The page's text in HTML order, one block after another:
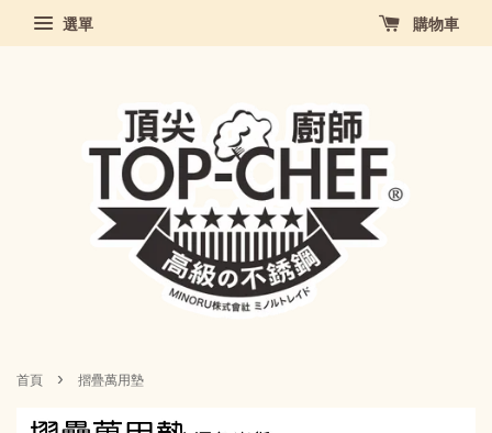
選單 購物車
首頁 › 摺疊萬用墊